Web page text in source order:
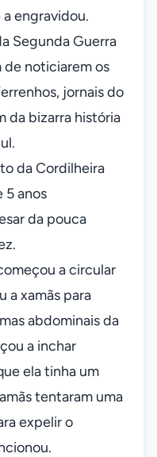
engravidou.
Segunda Guerra
de noticiarem os
jornais do
da bizarra história
da Cordilheira
5 anos
da pouca
a circular
a xamãs para
abdominais da
a inchar
ela tinha um
tentaram uma
expelir o